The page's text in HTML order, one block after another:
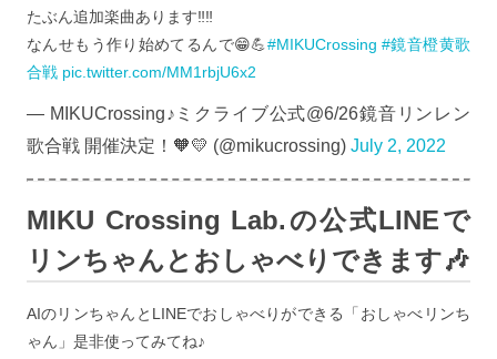
たぶん追加楽曲あります‼️‼️
なんせもう作り始めてるんで😁💪#MIKUCrossing #鏡音橙黄歌
合戦 pic.twitter.com/MM1rbjU6x2
— MIKUCrossing♪ミクライブ公式@6/26鏡音リンレン
歌合戦 開催決定！🧡💛 (@mikucrossing) July 2, 2022
MIKU Crossing Lab.の公式LINEで
リンちゃんとおしゃべりできます🎶
AIのリンちゃんとLINEでおしゃべりができる「おしゃべリンち
ゃん」是非使ってみてね♪